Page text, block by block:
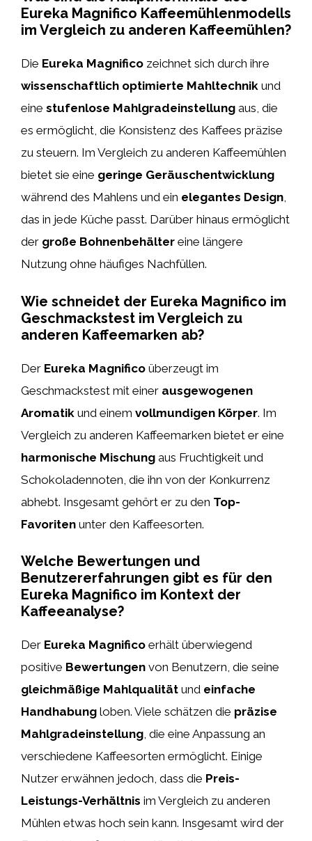
Eureka Magnifico Kaffeemühlenmodells
im Vergleich zu anderen Kaffeemühlen?
Die Eureka Magnifico zeichnet sich durch ihre
wissenschaftlich optimierte Mahltechnik und
eine stufenlose Mahlgradeinstellung aus, die
es ermöglicht, die Konsistenz des Kaffees präzise
zu steuern. Im Vergleich zu anderen Kaffeemühlen
bietet sie eine geringe Geräuschentwicklung
während des Mahlens und ein elegantes Design,
das in jede Küche passt. Darüber hinaus ermöglicht
der große Bohnenbehälter eine längere
Nutzung ohne häufiges Nachfüllen.
Wie schneidet der Eureka Magnifico im
Geschmackstest im Vergleich zu
anderen Kaffeemarken ab?
Der Eureka Magnifico überzeugt im
Geschmackstest mit einer ausgewogenen
Aromatik und einem vollmundigen Körper. Im
Vergleich zu anderen Kaffeemarken bietet er eine
harmonische Mischung aus Fruchtigkeit und
Schokoladennoten, die ihn von der Konkurrenz
abhebt. Insgesamt gehört er zu den Top-
Favoriten unter den Kaffeesorten.
Welche Bewertungen und
Benutzererfahrungen gibt es für den
Eureka Magnifico im Kontext der
Kaffeeanalyse?
Der Eureka Magnifico erhält überwiegend
positive Bewertungen von Benutzern, die seine
gleichmäßige Mahlqualität und einfache
Handhabung loben. Viele schätzen die präzise
Mahlgradeinstellung, die eine Anpassung an
verschiedene Kaffeesorten ermöglicht. Einige
Nutzer erwähnen jedoch, dass die Preis-
Leistungs-Verhältnis im Vergleich zu anderen
Mühlen etwas hoch sein kann. Insgesamt wird der